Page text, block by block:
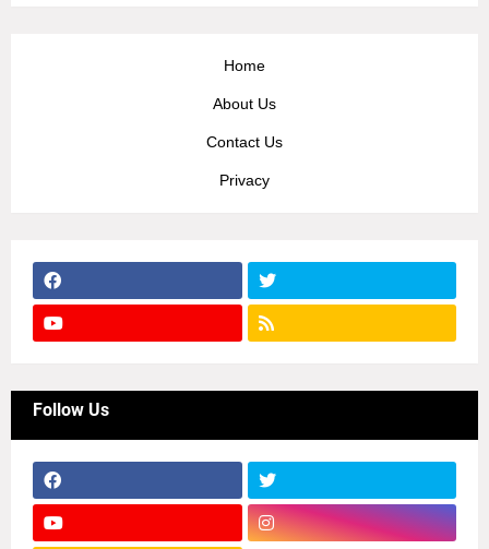
Home
About Us
Contact Us
Privacy
Follow Us